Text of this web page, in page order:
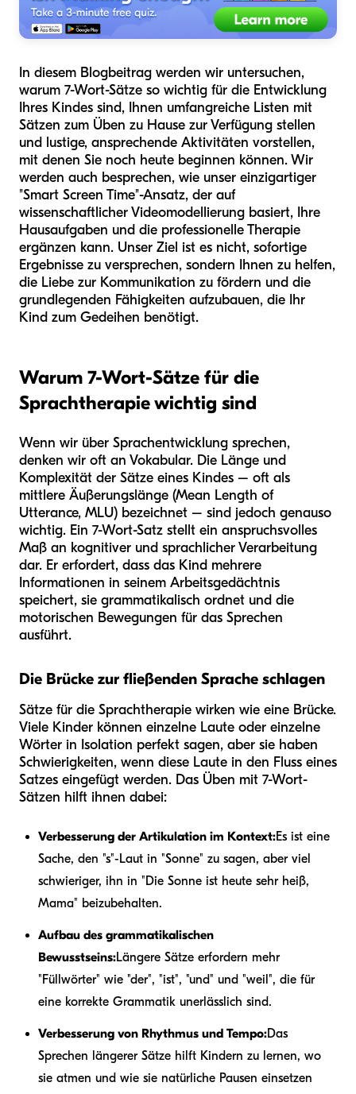
In diesem Blogbeitrag werden wir untersuchen,
warum 7-Wort-Sätze so wichtig für die Entwicklung
Ihres Kindes sind, Ihnen umfangreiche Listen mit
Sätzen zum Üben zu Hause zur Verfügung stellen
und lustige, ansprechende Aktivitäten vorstellen,
mit denen Sie noch heute beginnen können. Wir
werden auch besprechen, wie unser einzigartiger
"Smart Screen Time"-Ansatz, der auf
wissenschaftlicher Videomodellierung basiert, Ihre
Hausaufgaben und die professionelle Therapie
ergänzen kann. Unser Ziel ist es nicht, sofortige
Ergebnisse zu versprechen, sondern Ihnen zu helfen,
die Liebe zur Kommunikation zu fördern und die
grundlegenden Fähigkeiten aufzubauen, die Ihr
Kind zum Gedeihen benötigt.
Warum 7-Wort-Sätze für die
Sprachtherapie wichtig sind
Wenn wir über Sprachentwicklung sprechen,
denken wir oft an Vokabular. Die Länge und
Komplexität der Sätze eines Kindes – oft als
mittlere Äußerungslänge (Mean Length of
Utterance, MLU) bezeichnet – sind jedoch genauso
wichtig. Ein 7-Wort-Satz stellt ein anspruchsvolles
Maß an kognitiver und sprachlicher Verarbeitung
dar. Er erfordert, dass das Kind mehrere
Informationen in seinem Arbeitsgedächtnis
speichert, sie grammatikalisch ordnet und die
motorischen Bewegungen für das Sprechen
ausführt.
Die Brücke zur fließenden Sprache schlagen
Sätze für die Sprachtherapie wirken wie eine Brücke.
Viele Kinder können einzelne Laute oder einzelne
Wörter in Isolation perfekt sagen, aber sie haben
Schwierigkeiten, wenn diese Laute in den Fluss eines
Satzes eingefügt werden. Das Üben mit 7-Wort-
Sätzen hilft ihnen dabei:
Verbesserung der Artikulation im Kontext:Es ist eine
Sache, den "s"-Laut in "Sonne" zu sagen, aber viel
schwieriger, ihn in "Die Sonne ist heute sehr heiß,
Mama" beizubehalten.
Aufbau des grammatikalischen
Bewusstseins:Längere Sätze erfordern mehr
"Füllwörter" wie "der", "ist", "und" und "weil", die für
eine korrekte Grammatik unerlässlich sind.
Verbesserung von Rhythmus und Tempo:Das
Sprechen längerer Sätze hilft Kindern zu lernen, wo
sie atmen und wie sie natürliche Pausen einsetzen